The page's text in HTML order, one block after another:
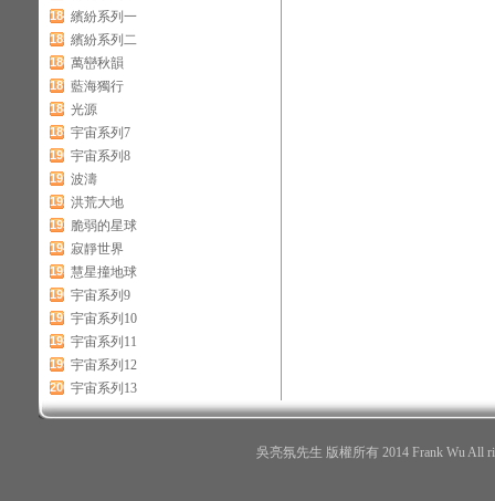
184 繽紛系列一
185 繽紛系列二
186 萬巒秋韻
187 藍海獨行
188 光源
189 宇宙系列7
190 宇宙系列8
191 波濤
192 洪荒大地
193 脆弱的星球
194 寂靜世界
195 慧星撞地球
196 宇宙系列9
197 宇宙系列10
198 宇宙系列11
199 宇宙系列12
200 宇宙系列13
吳亮氛先生 版權所有 2014 Frank Wu All